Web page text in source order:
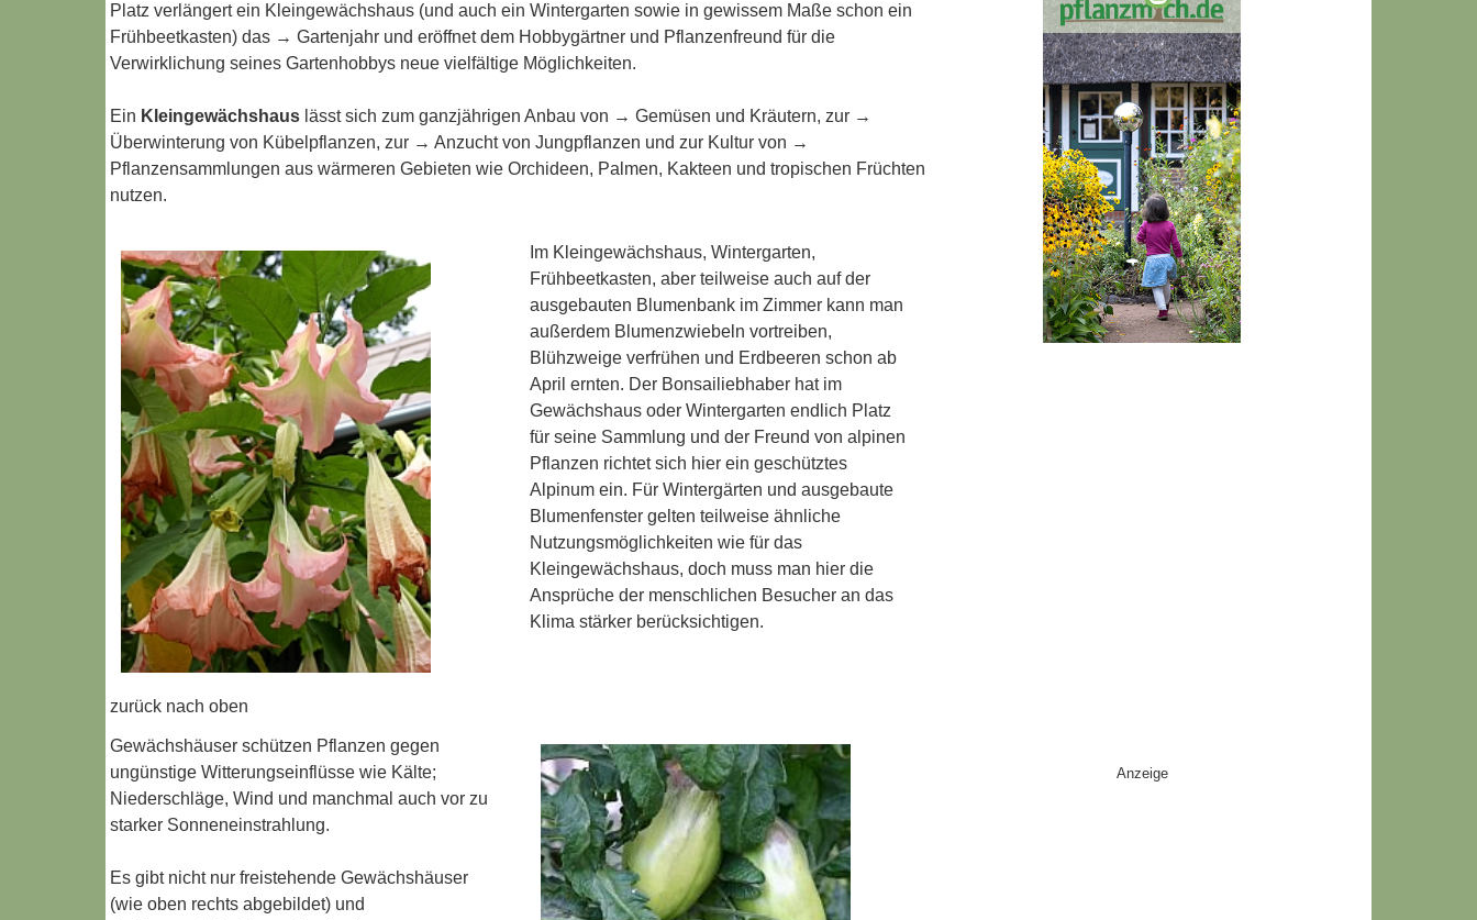
Platz verlängert ein Kleingewächshaus (und auch ein Wintergarten sowie in gewissem Maße schon ein
Frühbeetkasten) das → Gartenjahr und eröffnet dem Hobbygärtner und Pflanzenfreund für die
Verwirklichung seines Gartenhobbys neue vielfältige Möglichkeiten.
Ein Kleingewächshaus lässt sich zum ganzjährigen Anbau von → Gemüsen und Kräutern, zur →
Überwinterung von Kübelpflanzen, zur → Anzucht von Jungpflanzen und zur Kultur von →
Pflanzensammlungen aus wärmeren Gebieten wie Orchideen, Palmen, Kakteen und tropischen Früchten
nutzen.
zurück nach oben
Im Kleingewächshaus, Wintergarten,
Frühbeetkasten, aber teilweise auch auf der
ausgebauten Blumenbank im Zimmer kann man
außerdem Blumenzwiebeln vortreiben,
Blühzweige verfrühen und Erdbeeren schon ab
April ernten. Der Bonsailiebhaber hat im
Gewächshaus oder Wintergarten endlich Platz
für seine Sammlung und der Freund von alpinen
Pflanzen richtet sich hier ein geschütztes
Alpinum ein. Für Wintergärten und ausgebaute
Blumenfenster gelten teilweise ähnliche
Nutzungsmöglichkeiten wie für das
Kleingewächshaus, doch muss man hier die
Ansprüche der menschlichen Besucher an das
Klima stärker berücksichtigen.
Gewächshäuser schützen Pflanzen gegen
ungünstige Witterungseinflüsse wie Kälte;
Niederschläge, Wind und manchmal auch vor zu
starker Sonneneinstrahlung.
Es gibt nicht nur freistehende Gewächshäuser
(wie oben rechts abgebildet) und
Anzeige